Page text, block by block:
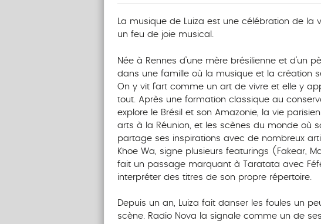
La musique de Luiza est une célébration de la
un feu de joie musical.
Née à Rennes d’une mère brésilienne et d’un
dans une famille où la musique et la création
On y vit l’art comme un art de vivre et elle y
tout. Après une formation classique au
explore le Brésil et son Amazonie, la vie
arts à la Réunion, et les scènes du monde où
partage ses inspirations avec de nombreux
Khoe Wa, signe plusieurs featurings (Fakear,
fait un passage marquant à Taratata avec
interpréter des titres de son propre répertoire.
Depuis un an, Luiza fait danser les foules un
scène. Radio Nova la signale comme un de